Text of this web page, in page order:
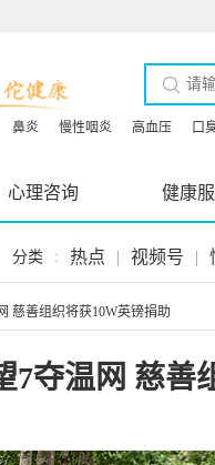
鼻炎 慢性咽炎 高血压 口
心理咨询 健康
分类 : 热点 | 视频号 |
慈善组织将获10W英镑捐助
7夺温网 慈善